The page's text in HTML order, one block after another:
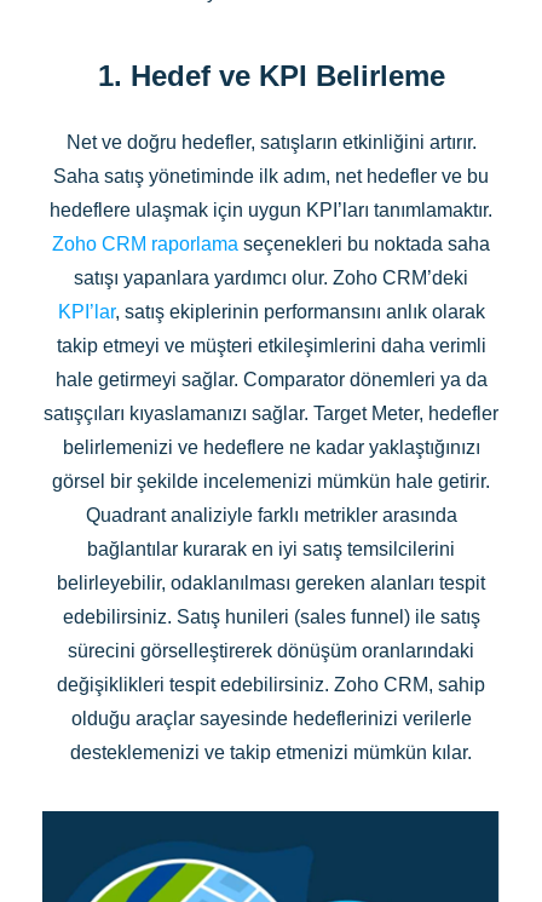
1. Hedef ve KPI Belirleme
Net ve doğru hedefler, satışların etkinliğini artırır.
Saha satış yönetiminde ilk adım, net hedefler ve bu
hedeflere ulaşmak için uygun KPI’ları tanımlamaktır.
Zoho CRM raporlama seçenekleri bu noktada saha
satışı yapanlara yardımcı olur. Zoho CRM’deki
KPI’lar, satış ekiplerinin performansını anlık olarak
takip etmeyi ve müşteri etkileşimlerini daha verimli
hale getirmeyi sağlar. Comparator dönemleri ya da
satışçıları kıyaslamanızı sağlar. Target Meter, hedefler
belirlemenizi ve hedeflere ne kadar yaklaştığınızı
görsel bir şekilde incelemenizi mümkün hale getirir.
Quadrant analiziyle farklı metrikler arasında
bağlantılar kurarak en iyi satış temsilcilerini
belirleyebilir, odaklanılması gereken alanları tespit
edebilirsiniz. Satış hunileri (sales funnel) ile satış
sürecini görselleştirerek dönüşüm oranlarındaki
değişiklikleri tespit edebilirsiniz. Zoho CRM, sahip
olduğu araçlar sayesinde hedeflerinizi verilerle
desteklemenizi ve takip etmenizi mümkün kılar.